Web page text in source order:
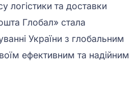
логістики та доставки
Глобал» стала
України з глобальним
ефективним та надійним